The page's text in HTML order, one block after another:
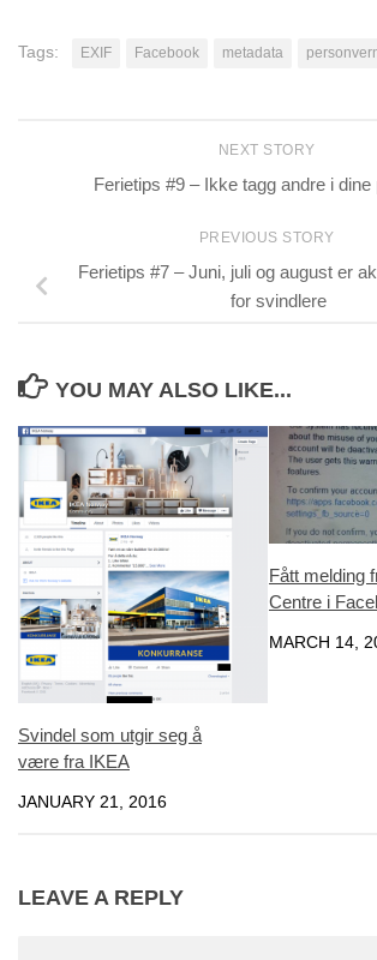
Tags: EXIF Facebook metadata
NEXT STORY
Ferietips #9 – Ikke tagg andre i dine
PREVIOUS STORY
Ferietips #7 – Juni, juli og august er
for svindlere
YOU MAY ALSO LIKE...
Svindel som utgir seg å
være fra IKEA
JANUARY 21, 2016
Fått melding
Centre i
MARCH 14,
LEAVE A REPLY